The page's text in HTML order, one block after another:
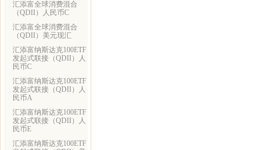
汇添富全球消费混合
（QDII）人民币C
汇添富全球消费混合
（QDII）美元现汇
汇添富纳斯达克100ETF
发起式联接（QDII）人
民币C
汇添富纳斯达克100ETF
发起式联接（QDII）人
民币A
汇添富纳斯达克100ETF
发起式联接（QDII）人
民币E
汇添富纳斯达克100ETF